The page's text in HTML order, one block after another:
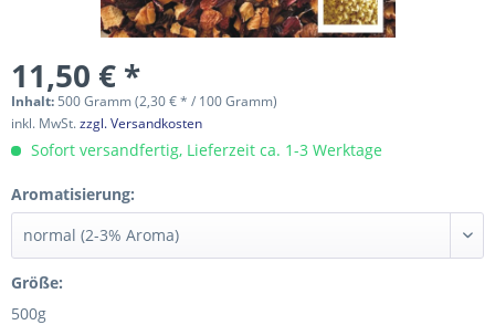
11,50 € *
Inhalt: 500 Gramm (2,30 € * / 100 Gramm)
inkl. MwSt.zzgl. Versandkosten
Sofort versandfertig, Lieferzeit ca. 1-3 Werktage
Aromatisierung:
Größe:
500g